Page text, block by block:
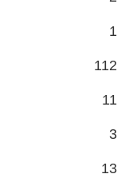
1
112
11
3
13